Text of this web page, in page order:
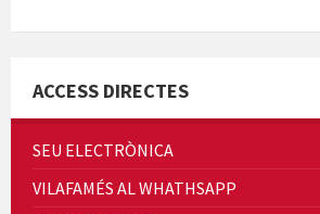
Quintà Culroja
ACCESS DIRECTES
SEU ELECTRÒNICA
VILAFAMÉS AL WHATHSAPP